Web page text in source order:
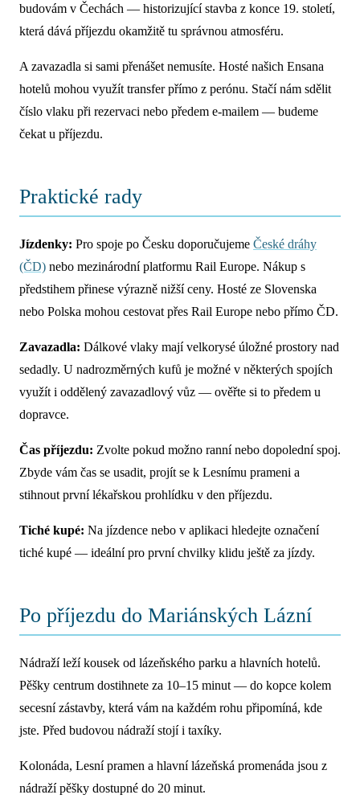
budovám v Čechách — historizující stavba z konce 19. století,
která dává příjezdu okamžitě tu správnou atmosféru.
A zavazadla si sami přenášet nemusíte. Hosté našich Ensana
hotelů mohou využít transfer přímo z perónu. Stačí nám sdělit
číslo vlaku při rezervaci nebo předem e-mailem — budeme
čekat u příjezdu.
Praktické rady
Jízdenky: Pro spoje po Česku doporučujeme České dráhy
(ČD) nebo mezinárodní platformu Rail Europe. Nákup s
předstihem přinese výrazně nižší ceny. Hosté ze Slovenska
nebo Polska mohou cestovat přes Rail Europe nebo přímo ČD.
Zavazadla: Dálkové vlaky mají velkorysé úložné prostory nad
sedadly. U nadrozměrných kufů je možné v některých spojích
využít i oddělený zavazadlový vůz — ověřte si to předem u
dopravce.
Čas příjezdu: Zvolte pokud možno ranní nebo dopolední spoj.
Zbyde vám čas se usadit, projít se k Lesnímu prameni a
stihnout první lékařskou prohlídku v den příjezdu.
Tiché kupé: Na jízdence nebo v aplikaci hledejte označení
tiché kupé — ideální pro první chvilky klidu ještě za jízdy.
Po příjezdu do Mariánských Lázní
Nádraží leží kousek od lázeňského parku a hlavních hotelů.
Pěšky centrum dostihnete za 10–15 minut — do kopce kolem
secesní zástavby, která vám na každém rohu připomíná, kde
jste. Před budovou nádraží stojí i taxíky.
Kolonáda, Lesní pramen a hlavní lázeňská promenáda jsou z
nádraží pěšky dostupné do 20 minut.